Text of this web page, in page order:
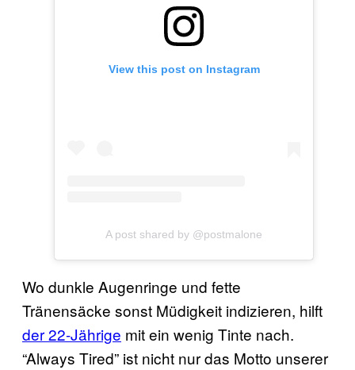
View this post on Instagram
A post shared by @postmalone
Wo dunkle Augenringe und fette
Tränensäcke sonst Müdigkeit indizieren, hilft
der 22-Jährige mit ein wenig Tinte nach.
“Always Tired” ist nicht nur das Motto unserer